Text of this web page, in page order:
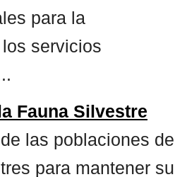
para la
servicios
Fauna Silvestre
las poblaciones de
para mantener su